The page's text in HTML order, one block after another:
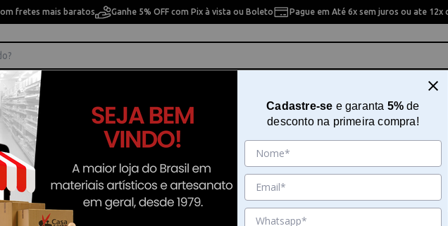
fretes mais baratos Ganhe 5% OFF com Pix à vista ou Boleto Pague em Até 6x sem juros ou ate 12x
Pintura Artesanal Scrapbook
Glaze 480ml 4020 Honey Speedball
Tinta Esmalte Cerâmica Glaze 480ml 4020
Honey Speedball
Cadastre-se e garanta 5%de
desconto na primeira compra!